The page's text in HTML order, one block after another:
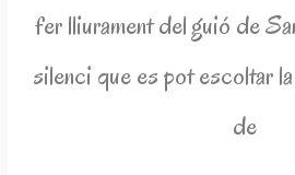
fer lliurament del guió de
silenci que es pot escoltar
de